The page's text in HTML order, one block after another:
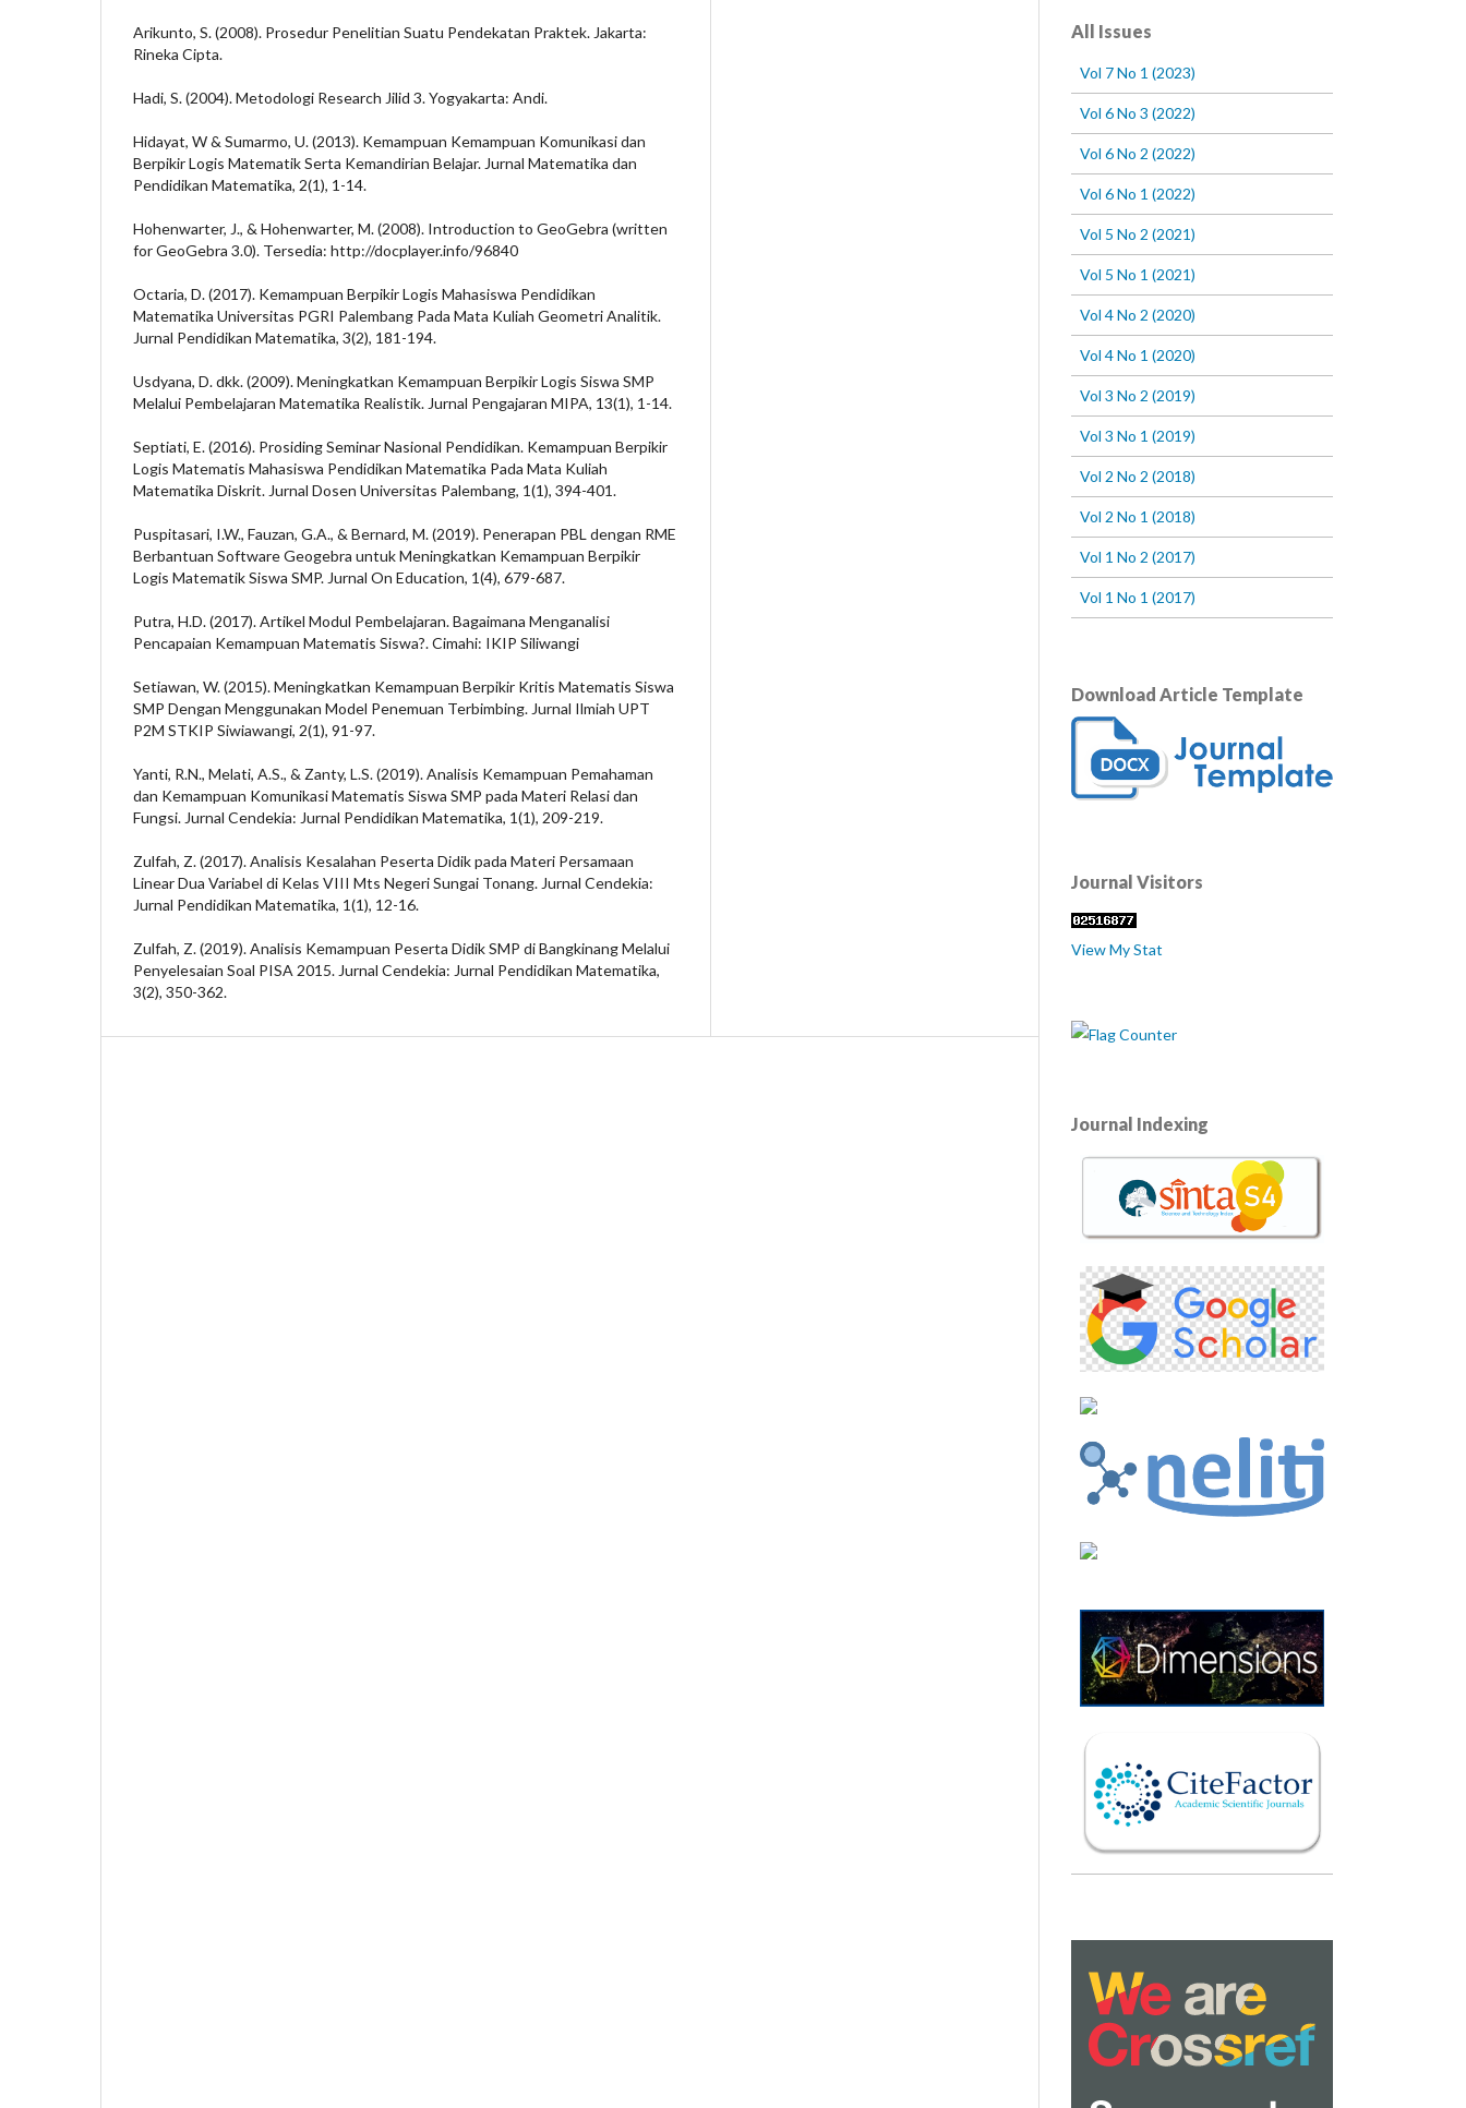
Arikunto, S. (2008). Prosedur Penelitian Suatu Pendekatan Praktek. Jakarta:
Rineka Cipta.
Hadi, S. (2004). Metodologi Research Jilid 3. Yogyakarta: Andi.
Hidayat, W & Sumarmo, U. (2013). Kemampuan Kemampuan Komunikasi dan
Berpikir Logis Matematik Serta Kemandirian Belajar. Jurnal Matematika dan
Pendidikan Matematika, 2(1), 1-14.
Hohenwarter, J., & Hohenwarter, M. (2008). Introduction to GeoGebra (written
for GeoGebra 3.0). Tersedia: http://docplayer.info/96840
Octaria, D. (2017). Kemampuan Berpikir Logis Mahasiswa Pendidikan
Matematika Universitas PGRI Palembang Pada Mata Kuliah Geometri Analitik.
Jurnal Pendidikan Matematika, 3(2), 181-194.
Usdyana, D. dkk. (2009). Meningkatkan Kemampuan Berpikir Logis Siswa SMP
Melalui Pembelajaran Matematika Realistik. Jurnal Pengajaran MIPA, 13(1), 1-14.
Septiati, E. (2016). Prosiding Seminar Nasional Pendidikan. Kemampuan Berpikir
Logis Matematis Mahasiswa Pendidikan Matematika Pada Mata Kuliah
Matematika Diskrit. Jurnal Dosen Universitas Palembang, 1(1), 394-401.
Puspitasari, I.W., Fauzan, G.A., & Bernard, M. (2019). Penerapan PBL dengan RME
Berbantuan Software Geogebra untuk Meningkatkan Kemampuan Berpikir
Logis Matematik Siswa SMP. Jurnal On Education, 1(4), 679-687.
Putra, H.D. (2017). Artikel Modul Pembelajaran. Bagaimana Menganalisi
Pencapaian Kemampuan Matematis Siswa?. Cimahi: IKIP Siliwangi
Setiawan, W. (2015). Meningkatkan Kemampuan Berpikir Kritis Matematis Siswa
SMP Dengan Menggunakan Model Penemuan Terbimbing. Jurnal Ilmiah UPT
P2M STKIP Siwiawangi, 2(1), 91-97.
Yanti, R.N., Melati, A.S., & Zanty, L.S. (2019). Analisis Kemampuan Pemahaman
dan Kemampuan Komunikasi Matematis Siswa SMP pada Materi Relasi dan
Fungsi. Jurnal Cendekia: Jurnal Pendidikan Matematika, 1(1), 209-219.
Zulfah, Z. (2017). Analisis Kesalahan Peserta Didik pada Materi Persamaan
Linear Dua Variabel di Kelas VIII Mts Negeri Sungai Tonang. Jurnal Cendekia:
Jurnal Pendidikan Matematika, 1(1), 12-16.
Zulfah, Z. (2019). Analisis Kemampuan Peserta Didik SMP di Bangkinang Melalui
Penyelesaian Soal PISA 2015. Jurnal Cendekia: Jurnal Pendidikan Matematika,
3(2), 350-362.
All Issues
Vol 7 No 1 (2023)
Vol 6 No 3 (2022)
Vol 6 No 2 (2022)
Vol 6 No 1 (2022)
Vol 5 No 2 (2021)
Vol 5 No 1 (2021)
Vol 4 No 2 (2020)
Vol 4 No 1 (2020)
Vol 3 No 2 (2019)
Vol 3 No 1 (2019)
Vol 2 No 2 (2018)
Vol 2 No 1 (2018)
Vol 1 No 2 (2017)
Vol 1 No 1 (2017)
Download Article Template
Journal Visitors
View My Stat
Journal Indexing